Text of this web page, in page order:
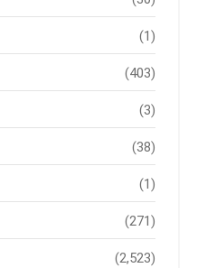
(1)
(403)
(3)
(38)
(1)
(271)
(2,523)